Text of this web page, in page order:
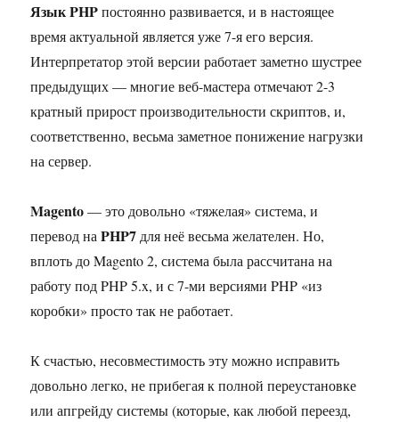
Язык PHPпостоянно развивается, и в настоящее
время актуальной является уже 7-я его версия.
Интерпретатор этой версии работает заметно шустрее
предыдущих — многие веб-мастера отмечают 2-3
кратный прирост производительности скриптов, и,
соответственно, весьма заметное понижение нагрузки
на сервер.
Magento— это довольно «тяжелая» система, и
перевод наPHP7для неё весьма желателен. Но,
вплоть до Magento 2, система была рассчитана на
работу под PHP 5.x, и с 7-ми версиями PHP «из
коробки» просто так не работает.
К счастью, несовместимость эту можно исправить
довольно легко, не прибегая к полной переустановке
или апгрейду системы (которые, как любой переезд,